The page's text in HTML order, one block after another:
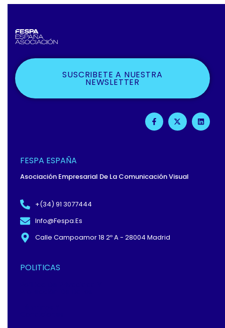
SUSCRIBETE A NUESTRA
NEWSLETTER
F
A
C
F
X
-
T
L
I
N
FESPA ESPAÑA
Asociación Empresarial De La Comunicación Visual
+(34) 91 3077444
Info@fespa.es
Calle Campoamor 18 2º A - 28004 Madrid
POLITICAS